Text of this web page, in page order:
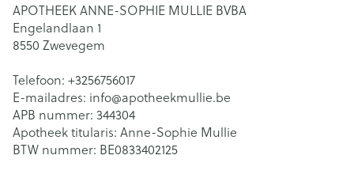
APOTHEEK ANNE-SOPHIE MULLIE BVBA
Engelandlaan 1
8550 Zwevegem
Telefoon: +3256756017
E-mailadres: info@apotheekmullie.be
APB nummer: 344304
Apotheek titularis: Anne-Sophie Mullie
BTW nummer: BE0833402125